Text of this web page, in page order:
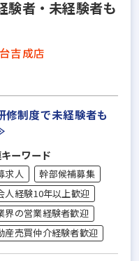
者・未経験者も
吉成店
制度で未経験者も
ーワード
求人
幹部候補募集
人経験10年以上歓迎
界の営業経験者歓迎
産売買仲介経験者歓迎